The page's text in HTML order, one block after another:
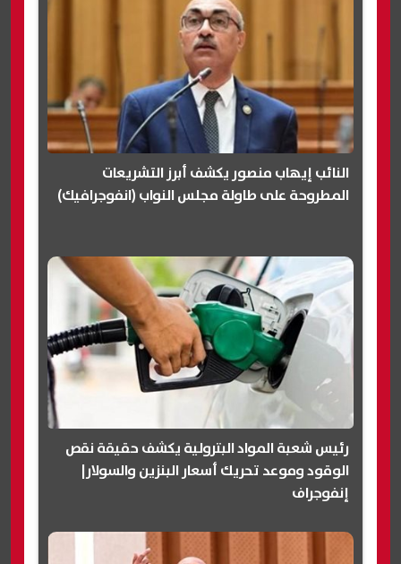
النائب إيهاب منصور يكشف أبرز التشريعات
المطروحة على طاولة مجلس النواب (انفوجرافيك)
رئيس شعبة المواد البترولية يكشف حقيقة نقص
الوقود وموعد تحريك أسعار البنزين والسولار|
إنفوجراف